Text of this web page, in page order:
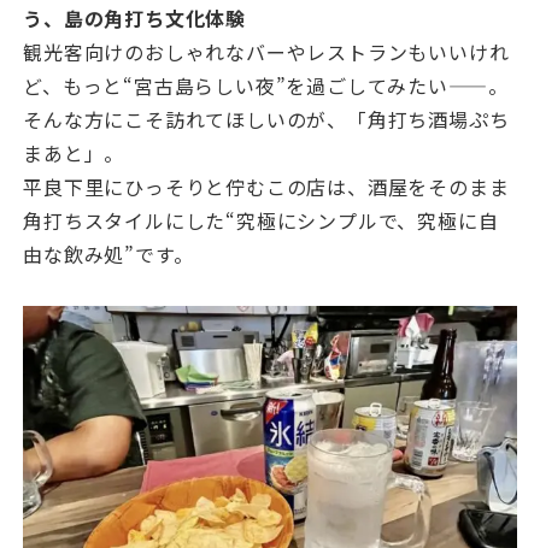
う、島の角打ち文化体験
観光客向けのおしゃれなバーやレストランもいいけれ
ど、もっと“宮古島らしい夜”を過ごしてみたい——。
そんな方にこそ訪れてほしいのが、「角打ち酒場ぷち
まあと」。
平良下里にひっそりと佇むこの店は、酒屋をそのまま
角打ちスタイルにした“究極にシンプルで、究極に自
由な飲み処”です。